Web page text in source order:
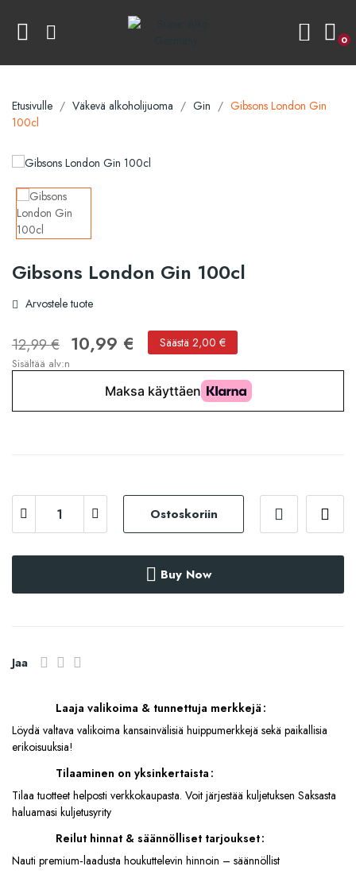
0
Etusivulle Väkevä alkoholijuoma Gin
Gibsons London Gin
100cl
Gibsons London Gin 100cl
Arvostele tuote
12,99 € 10,99 € Säästä 2,00 €
Sisältää alv:n
Ostoskoriin
Buy Now
Jaa
Laaja valikoima & tunnettuja merkkejä
Löydä valtava valikoima kansainvälisiä huippumerkkejä sekä paikallisia
erikoisuuksia!
Tilaaminen on yksinkertaista
Tilaa tuotteet helposti verkkokaupasta. Voit järjestää kuljetuksen Saksasta
haluamasi kuljetusyrity
Reilut hinnat & säännölliset tarjoukset
Nauti premium‑laadusta houkuttelevin hinnoin – säännöllist